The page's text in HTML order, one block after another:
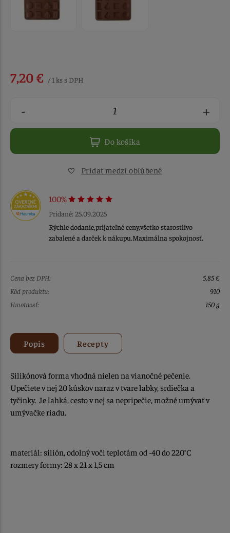
7,20 € / 1 ks s DPH
- +
Do košíka
Pridať medzi obľúbené
100%
Pridané: 25.09.2025
Rýchle dodanie,prijateľné ceny,všetko starostlivo
zabalené a darček k nákupu.Maximálna spokojnosť.
Cena bez DPH:
5,85 €
Kód produktu:
910
Hmotnosť:
150 g
Popis Recepty
Silikónová forma vhodná nielen na vianočné pečenie.
Upečiete v nej 20 kúskov naraz v tvare labky, srdiečka a
tyčinky. Je ľahká, cesto v nej sa nepripečie, možné umývať v
umývačke riadu.
materiál: silión, odolný voči teplotám od -40 do 220°C
rozmery formy: 28 x 21 x 1,5 cm